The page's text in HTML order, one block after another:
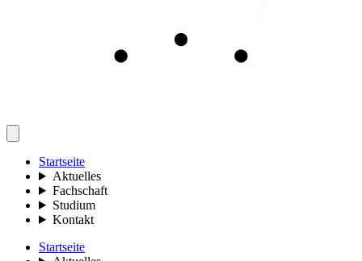
Startseite
Aktuelles
Fachschaft
Studium
Kontakt
Startseite